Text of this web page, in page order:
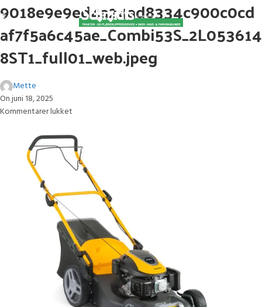
9018e9e9ed4a24ad8334c900c0cd
af7f5a6c45ae_Combi53S_2L053614
8ST1_full01_web.jpeg
Mette
On juni 18, 2025
Kommentarer lukket